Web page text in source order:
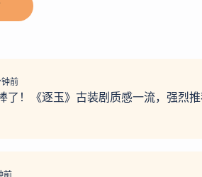
前
了！《逐玉》古装剧质感一流，强烈